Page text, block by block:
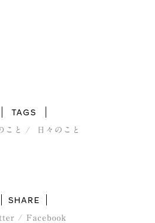
TAGS
こと 日々のこと
SHARE
/ Facebook